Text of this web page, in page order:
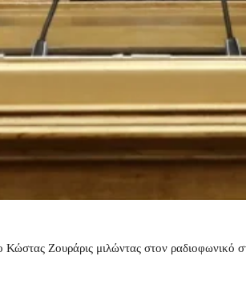
Ζουράρις μιλώντας στον